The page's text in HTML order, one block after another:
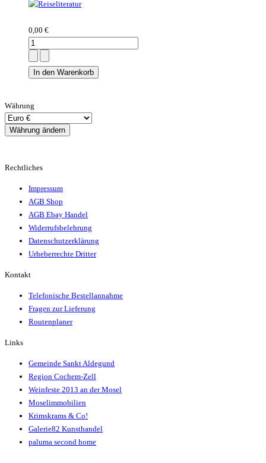
0,00 €
Währung
Rechtliches
Impressum
AGB Shop
AGB Ebay Handel
Widerrufsbelehrung
Datenschutzerklärung
Urheberrechte Dritter
Kontakt
Telefonische Bestellannahme
Fragen zur Lieferung
Routenplaner
Links
Gemeinde Sankt Aldegund
Region Cochem-Zell
Weinfeste 2013 an der Mosel
Moselimmobilien
Krimskrams & Co!
Galerie82 Kunsthandel
paluma second home